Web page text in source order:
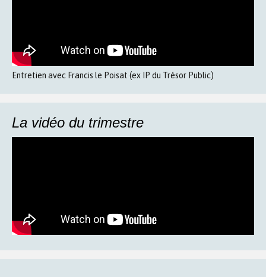
Entretien avec Francis le Poisat (ex IP du Trésor Public)
La vidéo du trimestre